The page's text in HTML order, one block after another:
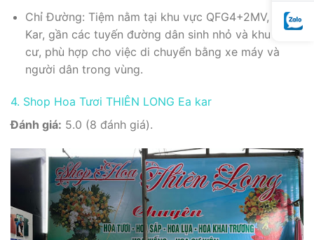
Chỉ Đường: Tiệm nằm tại khu vực QFG4+2MV, Ea
Kar, gần các tuyến đường dân sinh nhỏ và khu dân
cư, phù hợp cho việc di chuyển bằng xe máy và
người dân trong vùng.
4. Shop Hoa Tươi THIÊN LONG Ea kar
Đánh giá: 5.0 (8 đánh giá).